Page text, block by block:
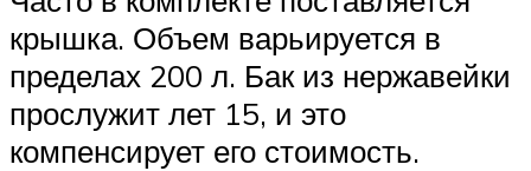
крышка. Объем варьируется в
пределах 200 л. Бак из нержавейки
прослужит лет 15, и это
компенсирует его стоимость.